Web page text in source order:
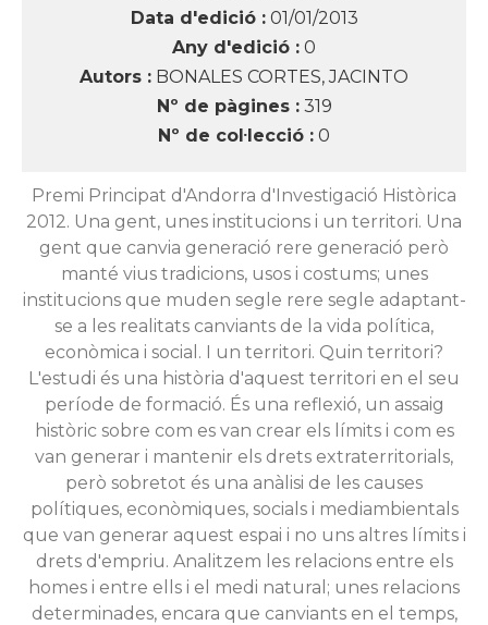
Data d'edició : 01/01/2013
Any d'edició : 0
Autors : BONALES CORTES, JACINTO
Nº de pàgines : 319
Nº de col·lecció : 0
Premi Principat d'Andorra d'Investigació Històrica
2012. Una gent, unes institucions i un territori. Una
gent que canvia generació rere generació però
manté vius tradicions, usos i costums; unes
institucions que muden segle rere segle adaptant-
se a les realitats canviants de la vida política,
econòmica i social. I un territori. Quin territori?
L'estudi és una història d'aquest territori en el seu
període de formació. És una reflexió, un assaig
històric sobre com es van crear els límits i com es
van generar i mantenir els drets extraterritorials,
però sobretot és una anàlisi de les causes
polítiques, econòmiques, socials i mediambientals
que van generar aquest espai i no uns altres límits i
drets d'empriu. Analitzem les relacions entre els
homes i entre ells i el medi natural; unes relacions
determinades, encara que canviants en el temps,